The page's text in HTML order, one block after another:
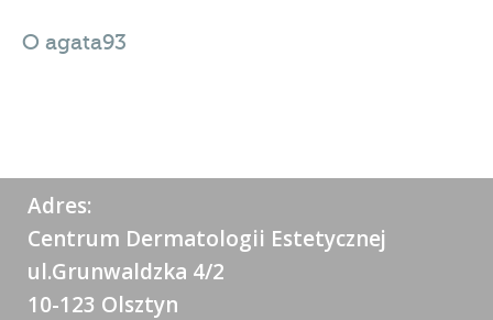
O agata93
Adres:
Centrum Dermatologii Estetycznej
ul.Grunwaldzka 4/2
10-123 Olsztyn